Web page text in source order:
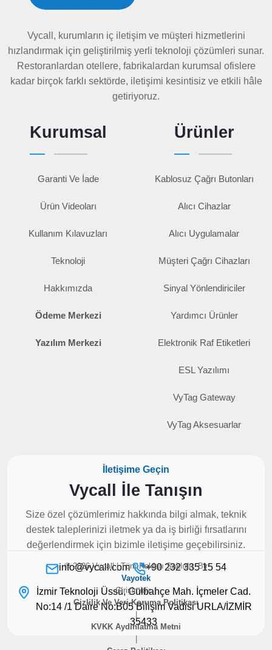
Vycall, kurumların iç iletişim ve müşteri hizmetlerini
hızlandırmak için geliştirilmiş yerli teknoloji çözümleri sunar.
Restoranlardan otellere, fabrikalardan kurumsal ofislere
kadar birçok farklı sektörde, iletişimi kesintisiz ve etkili hâle
getiriyoruz.
Kurumsal
Garanti Ve İade
Ürün Videoları
Kullanım Kılavuzları
Teknoloji
Hakkımızda
Ödeme Merkezi
Yazılım Merkezi
Ürünler
Kablosuz Çağrı Butonları
Alıcı Cihazlar
Alıcı Uygulamalar
Müşteri Çağrı Cihazları
Sinyal Yönlendiriciler
Yardımcı Ürünler
Elektronik Raf Etiketleri
ESL Yazılımı
VyTag Gateway
VyTag Aksesuarlar
İletişime Geçin
Vycall İle Tanışın
Size özel çözümlerimiz hakkında bilgi almak, teknik
destek taleplerinizi iletmek ya da iş birliği fırsatlarını
değerlendirmek için bizimle iletişime geçebilirsiniz.
info@vycall.com +90 232 335 15 54
İzmir Teknoloji Üssü, Gülbahçe Mah. İçmeler Cad.
No:14 /1 Daire No:B05 Bilişim Vadisi URLA/İZMİR
35433
© 2026 Vycall | Tüm Hakları Saklıdır. Bir
Vayotek
Girişimidir. |
Gizlilik Ve Veri Koruma Politikası
KVKK Aydınlatma Metni